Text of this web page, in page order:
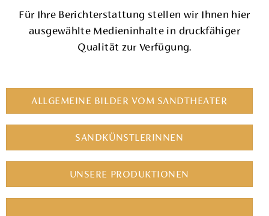
Für Ihre Berichterstattung stellen wir Ihnen hier
ausgewählte Medieninhalte in druckfähiger
Qualität zur Verfügung.
ALLGEMEINE BILDER VOM SANDTHEATER
SANDKÜNSTLERINNEN
UNSERE PRODUKTIONEN